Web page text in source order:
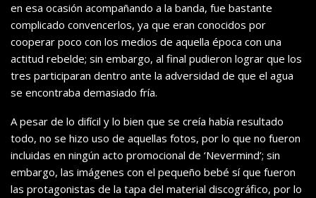
en esa ocasión acompañando a la banda, fue bastante
complicado convencerlos, ya que eran conocidos por
cooperar poco con los medios de aquella época con una
actitud rebelde; sin embargo, al final pudieron lograr que los
tres participaran dentro ante la adversidad de que el agua
se encontraba demasiado fría.
A pesar de lo difícil y lo bien que se creía había resultado
todo, no se hizo uso de aquellas fotos, por lo que no fueron
incluidas en ningún acto promocional de ‘Nevermind’; sin
embargo, las imágenes con el pequeño bebé sí que fueron
las protagonistas de la tapa del material discográfico, por lo